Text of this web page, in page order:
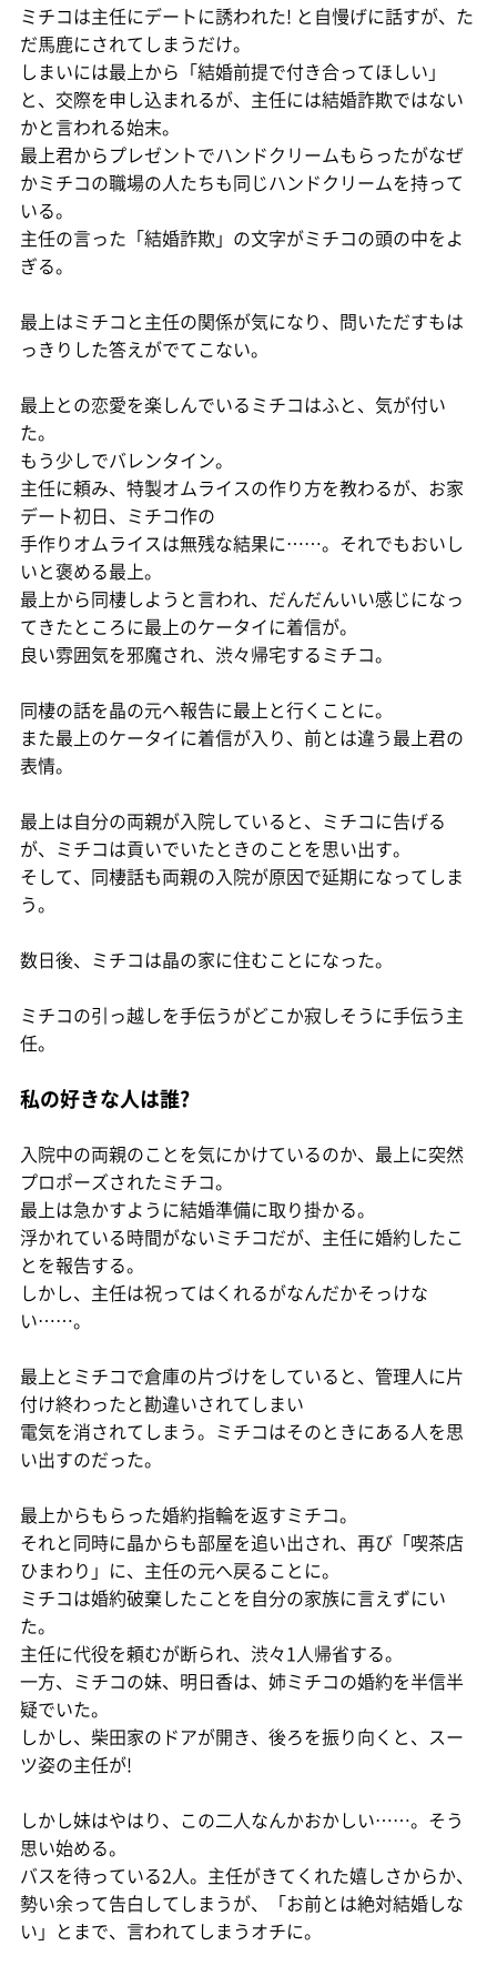
ミチコは主任にデートに誘われた! と自慢げに話すが、た
だ馬鹿にされてしまうだけ。
しまいには最上から「結婚前提で付き合ってほしい」
と、交際を申し込まれるが、主任には結婚詐欺ではない
かと言われる始末。
最上君からプレゼントでハンドクリームもらったがなぜ
かミチコの職場の人たちも同じハンドクリームを持って
いる。
主任の言った「結婚詐欺」の文字がミチコの頭の中をよ
ぎる。
最上はミチコと主任の関係が気になり、問いただすもは
っきりした答えがでてこない。
最上との恋愛を楽しんでいるミチコはふと、気が付い
た。
もう少しでバレンタイン。
主任に頼み、特製オムライスの作り方を教わるが、お家
デート初日、ミチコ作の
手作りオムライスは無残な結果に……。それでもおいし
いと褒める最上。
最上から同棲しようと言われ、だんだんいい感じになっ
てきたところに最上のケータイに着信が。
良い雰囲気を邪魔され、渋々帰宅するミチコ。
同棲の話を晶の元へ報告に最上と行くことに。
また最上のケータイに着信が入り、前とは違う最上君の
表情。
最上は自分の両親が入院していると、ミチコに告げる
が、ミチコは貢いでいたときのことを思い出す。
そして、同棲話も両親の入院が原因で延期になってしま
う。
数日後、ミチコは晶の家に住むことになった。
ミチコの引っ越しを手伝うがどこか寂しそうに手伝う主
任。
私の好きな人は誰?
入院中の両親のことを気にかけているのか、最上に突然
プロポーズされたミチコ。
最上は急かすように結婚準備に取り掛かる。
浮かれている時間がないミチコだが、主任に婚約したこ
とを報告する。
しかし、主任は祝ってはくれるがなんだかそっけな
い……。
最上とミチコで倉庫の片づけをしていると、管理人に片
付け終わったと勘違いされてしまい
電気を消されてしまう。ミチコはそのときにある人を思
い出すのだった。
最上からもらった婚約指輪を返すミチコ。
それと同時に晶からも部屋を追い出され、再び「喫茶店
ひまわり」に、主任の元へ戻ることに。
ミチコは婚約破棄したことを自分の家族に言えずにい
た。
主任に代役を頼むが断られ、渋々1人帰省する。
一方、ミチコの妹、明日香は、姉ミチコの婚約を半信半
疑でいた。
しかし、柴田家のドアが開き、後ろを振り向くと、スー
ツ姿の主任が!
しかし妹はやはり、この二人なんかおかしい……。そう
思い始める。
バスを待っている2人。主任がきてくれた嬉しさからか、
勢い余って告白してしまうが、「お前とは絶対結婚しな
い」とまで、言われてしまうオチに。